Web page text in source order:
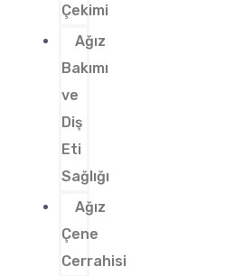
Çekimi
Ağız
Bakımı
ve
Diş
Eti
Sağlığı
Ağız
Çene
Cerrahisi